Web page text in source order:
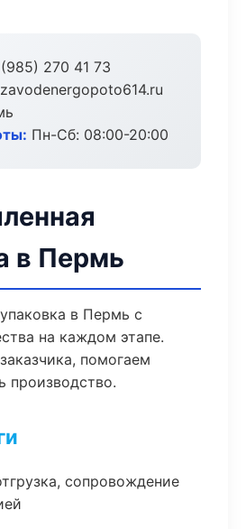
270 41 73
Пн-Сб: 08:00-20:00
в Пермь
в Пермь с
на каждом этапе.
помогаем
производство.
сопровождение